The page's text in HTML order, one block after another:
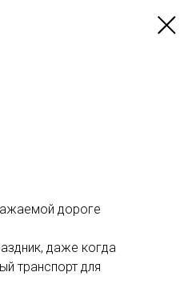
дороге
даже когда
транспорт для